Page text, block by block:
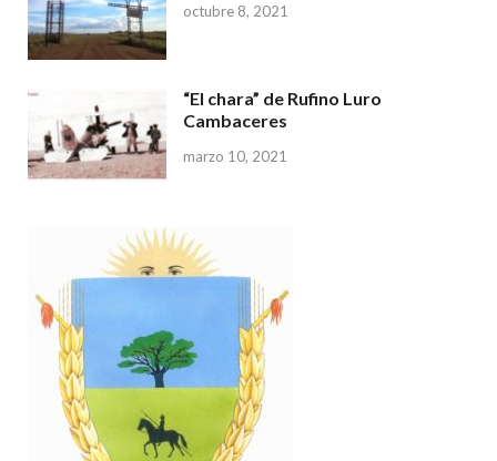
octubre 8, 2021
“El chara” de Rufino Luro
Cambaceres
marzo 10, 2021